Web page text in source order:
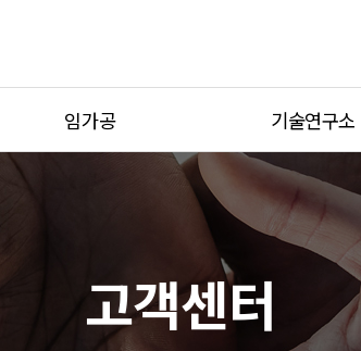
임가공
가공사례
기술연구소
기술연구소 소개
연구기자재
고객센터